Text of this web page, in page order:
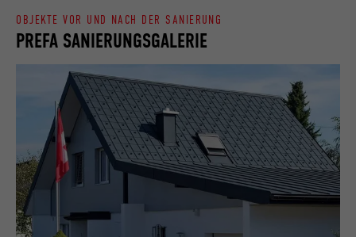
PREFA SANIERUNGSGALERIE
OBJEKTE VOR UND NACH DER SANIERUNG
Name bcookie
Anbieter LinkedIn
Laufzeit 2 Jahre
Zweck
Verwendet vom Social-Networking-Dienst
LinkedIn für die Verfolgung der
Verwendung von eingebetteten
Dienstleistungen.